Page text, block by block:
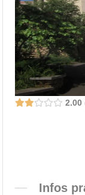
2.00
Infos